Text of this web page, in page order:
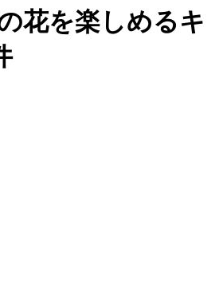
花を楽しめるキ